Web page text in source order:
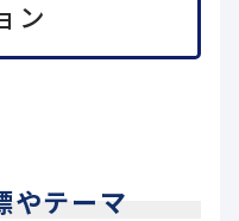
ン
やテーマ